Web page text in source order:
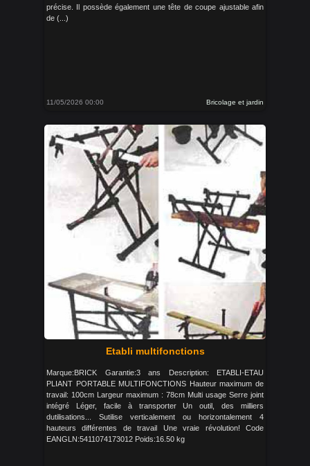
précise. Il possède également une tête de coupe ajustable afin
de (...)
11/05/2026 00:00 Bricolage et jardin
Etabli multifonctions
Marque:BRICK Garantie:3 ans Description: ETABLI-ETAU
PLIANT PORTABLE MULTIFONCTIONS Hauteur maximum de
travail: 100cm Largeur maximum : 78cm Multi usage Serre joint
intégré Léger, facile à transporter Un outil, des milliers
dutilisations... Sutilise verticalement ou horizontalement 4
hauteurs différentes de travail Une vraie révolution! Code
EANGLN:5411074173012 Poids:16.50 kg